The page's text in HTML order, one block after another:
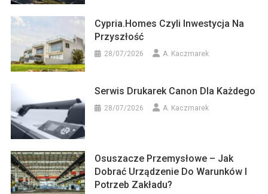
Cypria.homes Czyli Inwestycja Na
Przyszłość
28/07/2026 A. Kaczmarek
Serwis Drukarek Canon Dla Każdego
28/07/2026 A. Kaczmarek
Osuszacze Przemysłowe – Jak
Dobrać Urządzenie Do Warunków I
Potrzeb Zakładu?